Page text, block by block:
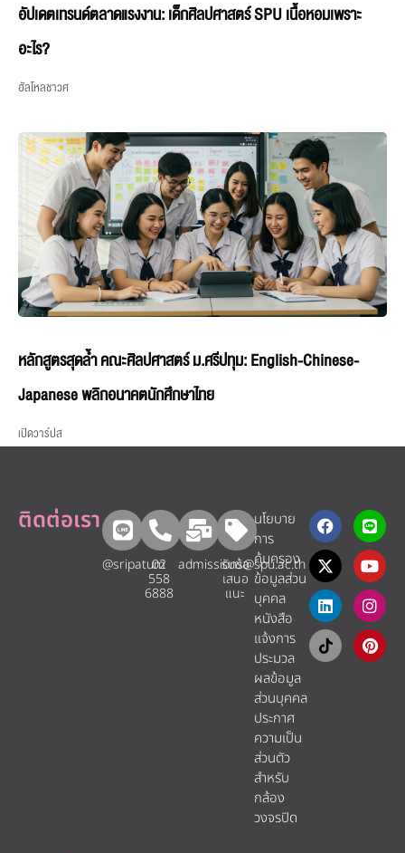
อัปเดตเทรนด์ตลาดแรงงาน: เด็กศิลปศาสตร์ SPU เนื้อหอมเพราะ
อะไร?
ฮัลโหลชาวศ
หลักสูตรสุดล้ำ คณะศิลปศาสตร์ ม.ศรีปทุม: English-Chinese-
Japanese พลิกอนาคตนักศึกษาไทย
เปิดวาร์ปส
ติดต่อเรา
@sripatum
02
558
6888
admissions@spu.ac.th
รับข้อ
เสนอ
แนะ​
นโยบาย
การ
คุ้มครอง
ข้อมูลส่วน
บุคคล
หนังสือ
แจ้งการ
ประมวล
ผลข้อมูล
ส่วนบุคคล
ประกาศ
ความเป็น
ส่วนตัว
สำหรับ
กล้อง
วงจรปิด